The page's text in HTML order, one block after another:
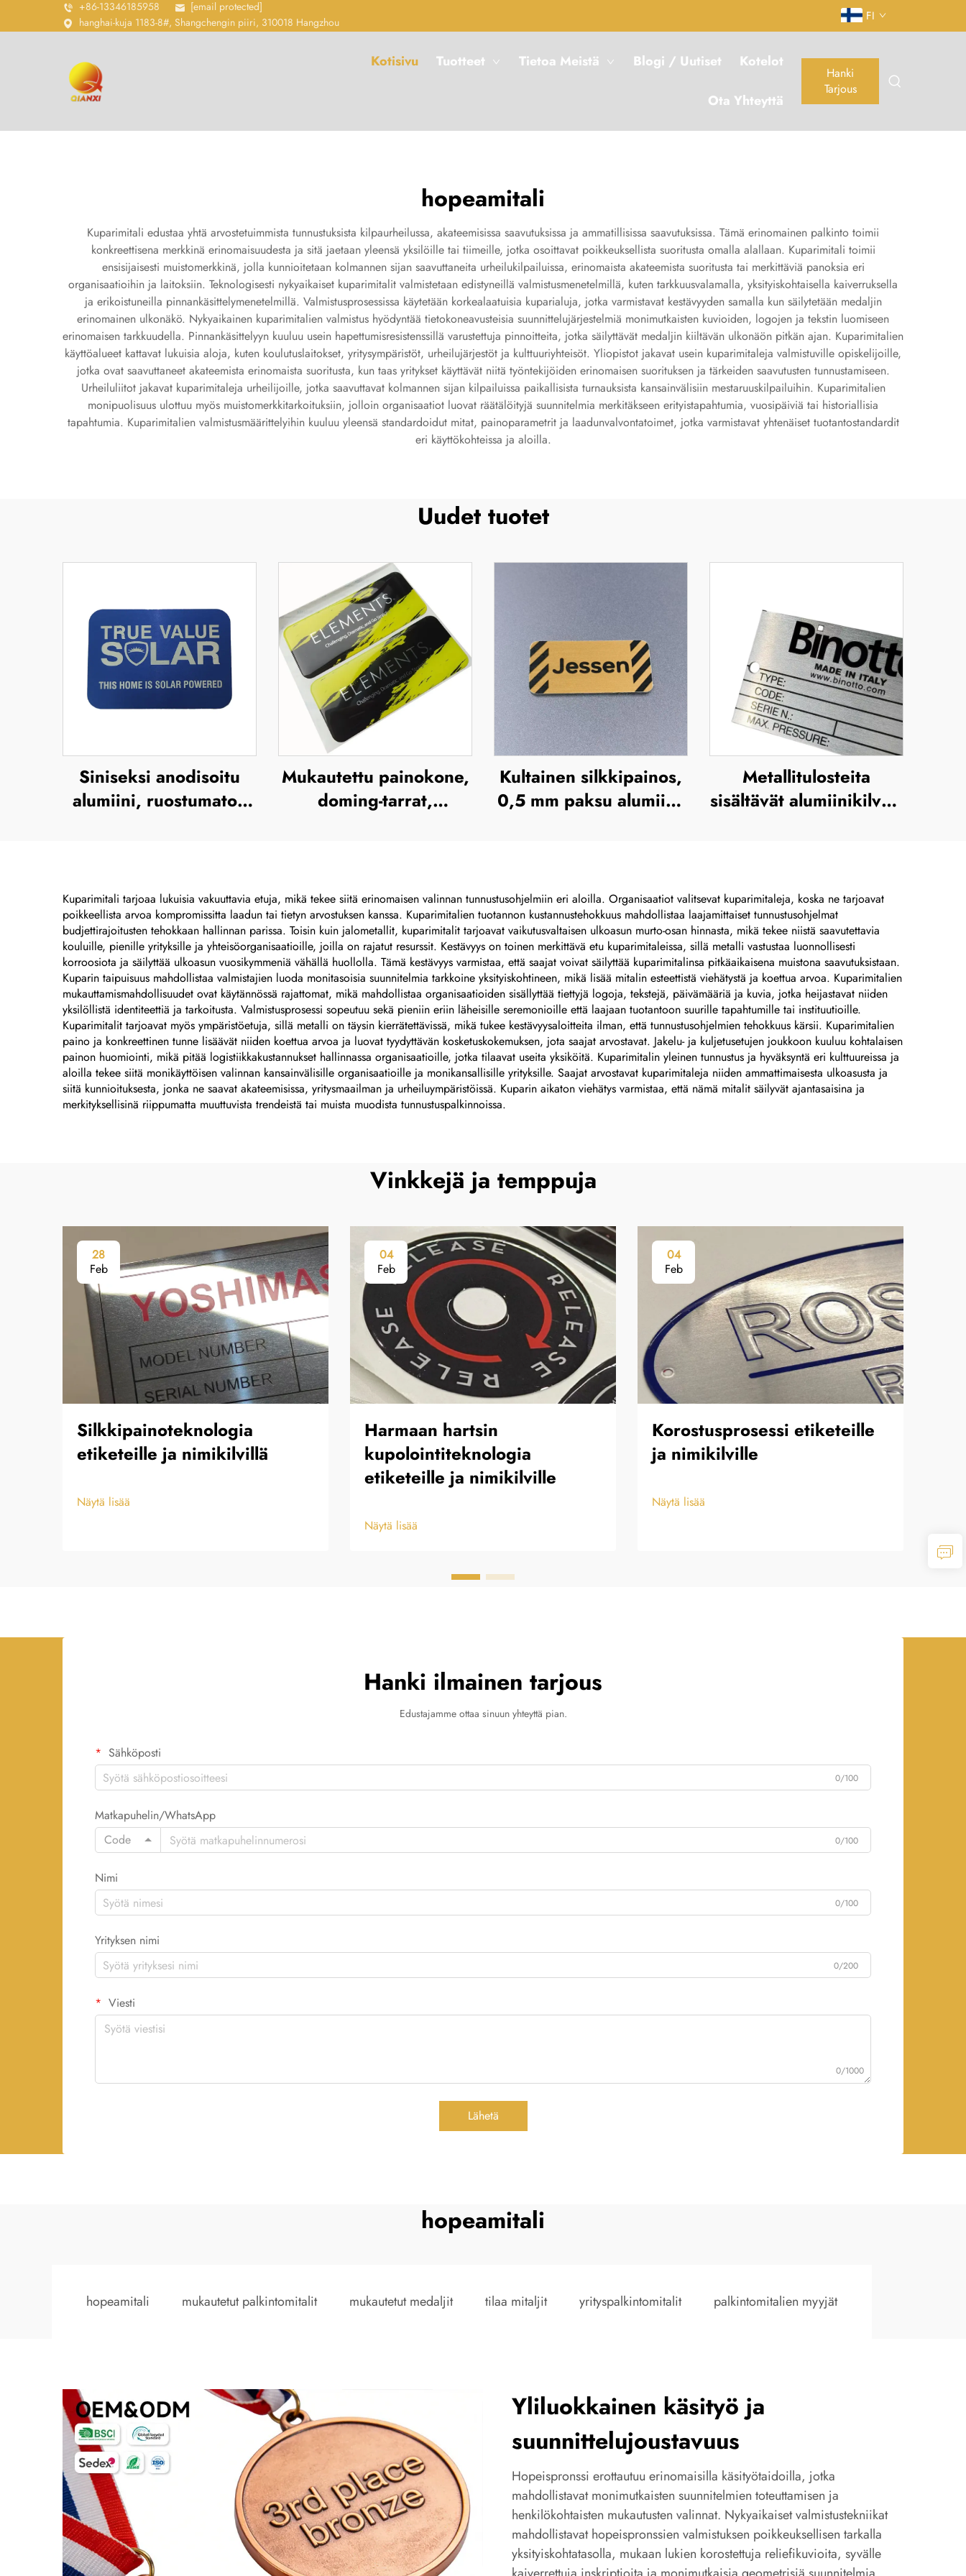
+86-13346185958
[email protected]
hanghai-kuja 1183-8#, Shangchengin piiri, 310018 Hangzhou
FI
Kotisivu Tuotteet Tietoa Meistä Blogi / Uutiset Kotelot
Ota Yhteyttä
Hanki
Tarjous
hopeamitali
Kuparimitali edustaa yhtä arvostetuimmista tunnustuksista kilpaurheilussa, akateemisissa saavutuksissa ja ammatillisissa saavutuksissa. Tämä erinomainen palkinto toimii
konkreettisena merkkinä erinomaisuudesta ja sitä jaetaan yleensä yksilöille tai tiimeille, jotka osoittavat poikkeuksellista suoritusta omalla alallaan. Kuparimitali toimii
ensisijaisesti muistomerkkinä, jolla kunnioitetaan kolmannen sijan saavuttaneita urheilukilpailuissa, erinomaista akateemista suoritusta tai merkittäviä panoksia eri
organisaatioihin ja laitoksiin. Teknologisesti nykyaikaiset kuparimitalit valmistetaan edistyneillä valmistusmenetelmillä, kuten tarkkuusvalamalla, yksityiskohtaisella kaiverruksella
ja erikoistuneilla pinnankäsittelymenetelmillä. Valmistusprosessissa käytetään korkealaatuisia kuparialuja, jotka varmistavat kestävyyden samalla kun säilytetään medaljin
erinomainen ulkonäkö. Nykyaikainen kuparimitalien valmistus hyödyntää tietokoneavusteisia suunnittelujärjestelmiä monimutkaisten kuvioiden, logojen ja tekstin luomiseen
erinomaisen tarkkuudella. Pinnankäsittelyyn kuuluu usein hapettumisresistenssillä varustettuja pinnoitteita, jotka säilyttävät medaljin kiiltävän ulkonäön pitkän ajan. Kuparimitalien
käyttöalueet kattavat lukuisia aloja, kuten koulutuslaitokset, yritysympäristöt, urheilujärjestöt ja kulttuuriyhteisöt. Yliopistot jakavat usein kuparimitaleja valmistuville opiskelijoille,
jotka ovat saavuttaneet akateemista erinomaista suoritusta, kun taas yritykset käyttävät niitä työntekijöiden erinomaisen suorituksen ja tärkeiden saavutusten tunnustamiseen.
Urheiluliitot jakavat kuparimitaleja urheilijoille, jotka saavuttavat kolmannen sijan kilpailuissa paikallisista turnauksista kansainvälisiin mestaruuskilpailuihin. Kuparimitalien
monipuolisuus ulottuu myös muistomerkkitarkoituksiin, jolloin organisaatiot luovat räätälöityjä suunnitelmia merkitäkseen erityistapahtumia, vuosipäiviä tai historiallisia
tapahtumia. Kuparimitalien valmistusmäärittelyihin kuuluu yleensä standardoidut mitat, painoparametrit ja laadunvalvontatoimet, jotka varmistavat yhtenäiset tuotantostandardit
eri käyttökohteissa ja aloilla.
Uudet tuotet
Siniseksi anodisoitu
alumiini, ruostumaton
metallisen brändinimen
ja korostetun
metallilogon levy
Mukautettu painokone,
doming-tarrat,
muovattu kupolamainen
3D-tarra
Kultainen silkkipainos,
0,5 mm paksu alumiini-
korostettu metallilevy
Metallitulosteita
sisältävät alumiinikilvet,
nimikilviä, merkkiä,
lasergraavattuja
anodisoituja
hopeanvärisiä
alumiinikilviä, koneiden
nimikilviä
Kuparimitali tarjoaa lukuisia vakuuttavia etuja, mikä tekee siitä erinomaisen valinnan tunnustusohjelmiin eri aloilla. Organisaatiot valitsevat kuparimitaleja, koska ne tarjoavat
poikkeellista arvoa kompromissitta laadun tai tietyn arvostuksen kanssa. Kuparimitalien tuotannon kustannustehokkuus mahdollistaa laajamittaiset tunnustusohjelmat
budjettirajoitusten tehokkaan hallinnan parissa. Toisin kuin jalometallit, kuparimitalit tarjoavat vaikutusvaltaisen ulkoasun murto-osan hinnasta, mikä tekee niistä saavutettavia
kouluille, pienille yrityksille ja yhteisöorganisaatioille, joilla on rajatut resurssit. Kestävyys on toinen merkittävä etu kuparimitaleissa, sillä metalli vastustaa luonnollisesti
korroosiota ja säilyttää ulkoasun vuosikymmeniä vähällä huollolla. Tämä kestävyys varmistaa, että saajat voivat säilyttää kuparimitalinsa pitkäaikaisena muistona saavutuksistaan.
Kuparin taipuisuus mahdollistaa valmistajien luoda monitasoisia suunnitelmia tarkkoine yksityiskohtineen, mikä lisää mitalin esteettistä viehätystä ja koettua arvoa. Kuparimitalien
mukauttamismahdollisuudet ovat käytännössä rajattomat, mikä mahdollistaa organisaatioiden sisällyttää tiettyjä logoja, tekstejä, päivämääriä ja kuvia, jotka heijastavat niiden
yksilöllistä identiteettiä ja tarkoitusta. Valmistusprosessi sopeutuu sekä pieniin eriin läheisille seremonioille että laajaan tuotantoon suurille tapahtumille tai instituutioille.
Kuparimitalit tarjoavat myös ympäristöetuja, sillä metalli on täysin kierrätettävissä, mikä tukee kestävyysaloitteita ilman, että tunnustusohjelmien tehokkuus kärsii. Kuparimitalien
paino ja konkreettinen tunne lisäävät niiden koettua arvoa ja luovat tyydyttävän kosketuskokemuksen, jota saajat arvostavat. Jakelu- ja kuljetusetujen joukkoon kuuluu kohtalaisen
painon huomiointi, mikä pitää logistiikkakustannukset hallinnassa organisaatioille, jotka tilaavat useita yksiköitä. Kuparimitalin yleinen tunnustus ja hyväksyntä eri kulttuureissa ja
aloilla tekee siitä monikäyttöisen valinnan kansainvälisille organisaatioille ja monikansallisille yrityksille. Saajat arvostavat kuparimitaleja niiden ammattimaisesta ulkoasusta ja
siitä kunnioituksesta, jonka ne saavat akateemisissa, yritysmaailman ja urheiluympäristöissä. Kuparin aikaton viehätys varmistaa, että nämä mitalit säilyvät ajantasaisina ja
merkityksellisinä riippumatta muuttuvista trendeistä tai muista muodista tunnustuspalkinnoissa.
Vinkkejä ja temppuja
28
Feb
Silkkipainoteknologia
etiketeille ja nimikilvillä
Näytä lisää
04
Feb
Harmaan hartsin
kupolointiteknologia
etiketeille ja nimikilville
Näytä lisää
04
Feb
Korostusprosessi etiketeille
ja nimikilville
Näytä lisää
Hanki ilmainen tarjous
Edustajamme ottaa sinuun yhteyttä pian.
Sähköposti
0/100
Matkapuhelin/WhatsApp
Code
0/100
Nimi
0/100
Yrityksen nimi
0/200
Viesti
0/1000
Lähetä
hopeamitali
hopeamitali mukautetut palkintomitalit mukautetut medaljit tilaa mitaljit yrityspalkintomitalit palkintomitalien myyjät
Yliluokkainen käsityö ja
suunnittelujoustavuus
Hopeispronssi erottautuu erinomaisilla käsityötaidoilla, jotka
mahdollistavat monimutkaisten suunnitelmien toteuttamisen ja
henkilökohtaisten mukautusten valinnat. Nykyaikaiset valmistustekniikat
mahdollistavat hopeispronssien valmistuksen poikkeuksellisen tarkalla
yksityiskohtatasolla, mukaan lukien korostettuja reliefikuvioita, syvälle